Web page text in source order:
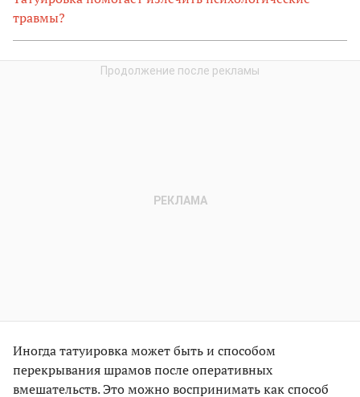
травмы?
Иногда татуировка может быть и способом
перекрывания шрамов после оперативных
вмешательств. Это можно воспринимать как способ